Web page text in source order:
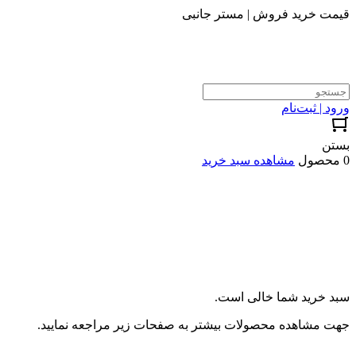
قیمت خرید فروش | مستر جانبی
ورود | ثبت‌نام
بستن
0 محصول
مشاهده سبد خرید
سبد خرید شما خالی است.
جهت مشاهده محصولات بیشتر به صفحات زیر مراجعه نمایید.